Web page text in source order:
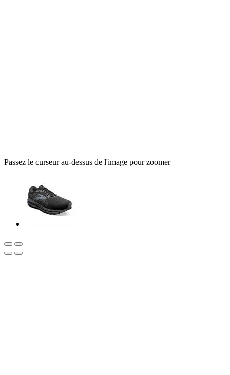
Passez le curseur au-dessus de l'image pour zoomer